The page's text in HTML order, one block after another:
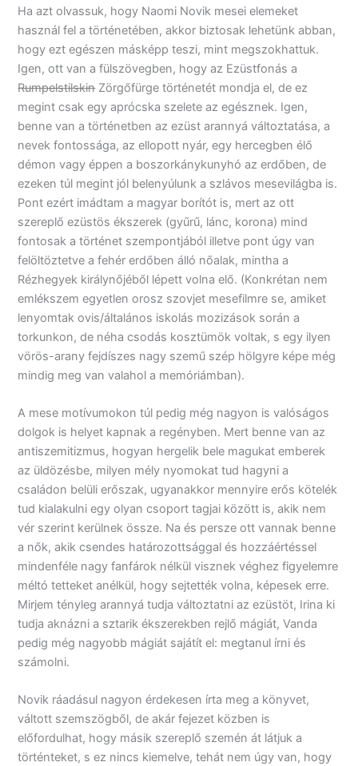
Ha azt olvassuk, hogy Naomi Novik mesei elemeket
használ fel a történetében, akkor biztosak lehetünk abban,
hogy ezt egészen másképp teszi, mint megszokhattuk.
Igen, ott van a fülszövegben, hogy az Ezüstfonás a
RumpelstilskinZörgőfürge történetét mondja el, de ez
megint csak egy aprócska szelete az egésznek. Igen,
benne van a történetben az ezüst arannyá változtatása, a
nevek fontossága, az ellopott nyár, egy hercegben élő
démon vagy éppen a boszorkánykunyhó az erdőben, de
ezeken túl megint jól belenyúlunk a szlávos mesevilágba is.
Pont ezért imádtam a magyar borítót is, mert az ott
szereplő ezüstös ékszerek (gyűrű, lánc, korona) mind
fontosak a történet szempontjából illetve pont úgy van
felöltöztetve a fehér erdőben álló nőalak, mintha a
Rézhegyek királynőjéből lépett volna elő. (Konkrétan nem
emlékszem egyetlen orosz szovjet mesefilmre se, amiket
lenyomtak ovis/általános iskolás mozizások során a
torkunkon, de néha csodás kosztümök voltak, s egy ilyen
vörös-arany fejdíszes nagy szemű szép hölgyre képe még
mindig meg van valahol a memóriámban).
A mese motívumokon túl pedig még nagyon is valóságos
dolgok is helyet kapnak a regényben. Mert benne van az
antiszemitizmus, hogyan hergelik bele magukat emberek
az üldözésbe, milyen mély nyomokat tud hagyni a
családon belüli erőszak, ugyanakkor mennyire erős kötelék
tud kialakulni egy olyan csoport tagjai között is, akik nem
vér szerint kerülnek össze. Na és persze ott vannak benne
a nők, akik csendes határozottsággal és hozzáértéssel
mindenféle nagy fanfárok nélkül visznek véghez figyelemre
méltó tetteket anélkül, hogy sejtették volna, képesek erre.
Mirjem tényleg arannyá tudja változtatni az ezüstöt, Irina ki
tudja aknázni a sztarik ékszerekben rejlő mágiát, Vanda
pedig még nagyobb mágiát sajátít el: megtanul írni és
számolni.
Novik ráadásul nagyon érdekesen írta meg a könyvet,
váltott szemszögből, de akár fejezet közben is
előfordulhat, hogy másik szereplő szemén át látjuk a
történteket, s ez nincs kiemelve, tehát nem úgy van, hogy